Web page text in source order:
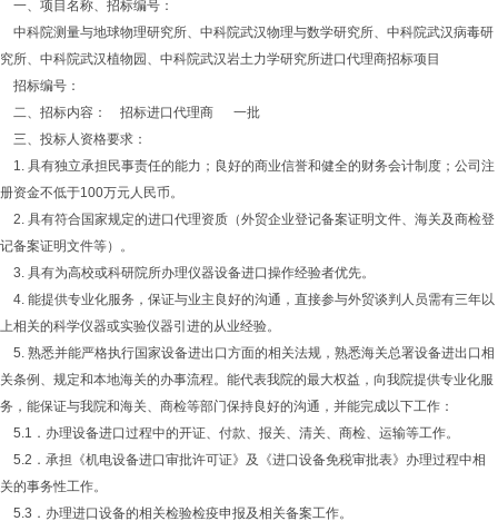
一、项目名称、招标编号：
中科院测量与地球物理研究所、中科院武汉物理与数学研究所、中科院武汉病毒研
究所、中科院武汉植物园、中科院武汉岩土力学研究所进口代理商招标项目
招标编号：
二、招标内容： 招标进口代理商 一批
三、投标人资格要求：
1. 具有独立承担民事责任的能力；良好的商业信誉和健全的财务会计制度；公司注
册资金不低于100万元人民币。
2. 具有符合国家规定的进口代理资质（外贸企业登记备案证明文件、海关及商检登
记备案证明文件等）。
3. 具有为高校或科研院所办理仪器设备进口操作经验者优先。
4. 能提供专业化服务，保证与业主良好的沟通，直接参与外贸谈判人员需有三年以
上相关的科学仪器或实验仪器引进的从业经验。
5. 熟悉并能严格执行国家设备进出口方面的相关法规，熟悉海关总署设备进出口相
关条例、规定和本地海关的办事流程。能代表我院的最大权益，向我院提供专业化服
务，能保证与我院和海关、商检等部门保持良好的沟通，并能完成以下工作：
5.1．办理设备进口过程中的开证、付款、报关、清关、商检、运输等工作。
5.2．承担《机电设备进口审批许可证》及《进口设备免税审批表》办理过程中相
关的事务性工作。
5.3．办理进口设备的相关检验检疫申报及相关备案工作。